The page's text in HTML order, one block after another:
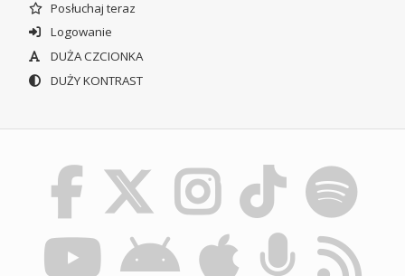
Posłuchaj teraz
Logowanie
DUŻA CZCIONKA
DUŻY KONTRAST